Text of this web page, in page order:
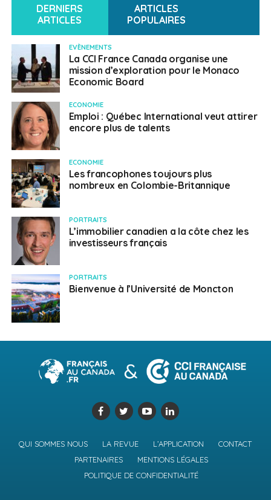
DERNIERS
ARTICLES
ARTICLES
POPULAIRES
EVÈNEMENTS
La CCI France Canada organise une
mission d’exploration pour le Monaco
Economic Board
ECONOMIE
Emploi : Québec International veut attirer
encore plus de talents
ECONOMIE
Les francophones toujours plus
nombreux en Colombie-Britannique
PORTRAITS
L’immobilier canadien a la côte chez les
investisseurs français
PORTRAITS
Bienvenue à l’Université de Moncton
QUI SOMMES NOUS LA REVUE L’APPLICATION
CONTACT
PARTENAIRES
MENTIONS LÉGALES
POLITIQUE DE CONFIDENTIALITÉ